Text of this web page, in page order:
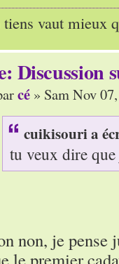
tiens vaut mieux
Discussion
cé » Sam Nov
cuikisouri a
tu veux dire
non, je pense